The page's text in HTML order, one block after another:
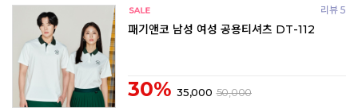
리뷰 5
패기앤코 남성 여성 공용티셔츠 DT-112
30% 35,000 50,000